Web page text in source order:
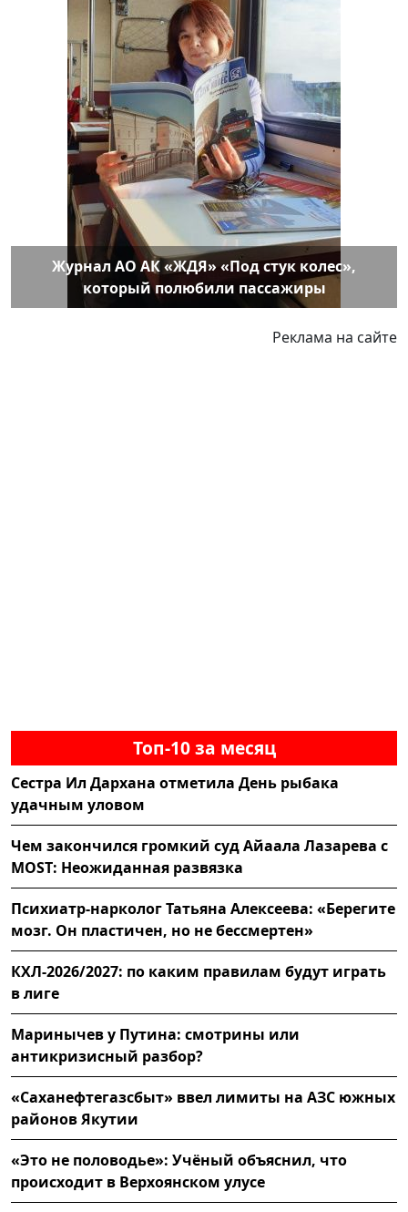
Журнал АО АК «ЖДЯ» «Под стук колес»,
который полюбили пассажиры
Реклама на сайте
Топ-10 за месяц
Сестра Ил Дархана отметила День рыбака
удачным уловом
Чем закончился громкий суд Айаала Лазарева с
MOST: Неожиданная развязка
Психиатр-нарколог Татьяна Алексеева: «Берегите
мозг. Он пластичен, но не бессмертен»
КХЛ-2026/2027: по каким правилам будут играть
в лиге
Маринычев у Путина: смотрины или
антикризисный разбор?
«Саханефтегазсбыт» ввел лимиты на АЗС южных
районов Якутии
«Это не половодье»: Учёный объяснил, что
происходит в Верхоянском улусе